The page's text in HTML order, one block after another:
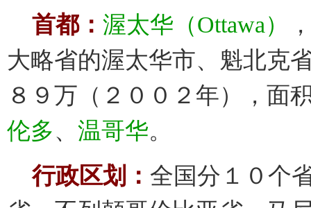
首都： 渥太华（Ottawa）
大略省的渥太华市、魁北克
８９万（２００２年），面
伦多、 温哥华。
行政区划： 全国分１０个